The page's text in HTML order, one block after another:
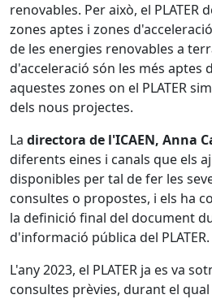
renovables. Per això, el PLATER
zones aptes i zones
de les energies renovables a
d'acceleració són les més aptes
aquestes zones on el PLATER
dels nous projectes.
La directora de l'ICAEN, Anna
diferents eines i canals que els
disponibles per tal de fer les
consultes o propostes, i els ha
la definició final del document
d'informació pública del PLATER.
L'any 2023, el PLATER ja es va
consultes prèvies, durant el qual